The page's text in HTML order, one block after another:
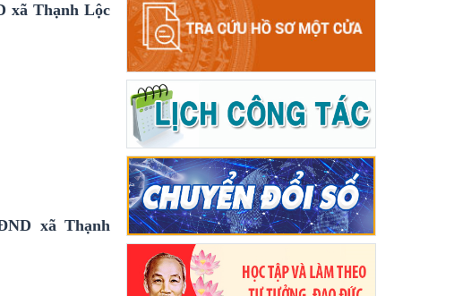
xã Thạnh Lộc
xã Thạnh